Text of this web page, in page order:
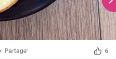
Partager 6